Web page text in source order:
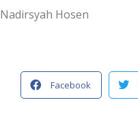
Nadirsyah Hosen
Facebook